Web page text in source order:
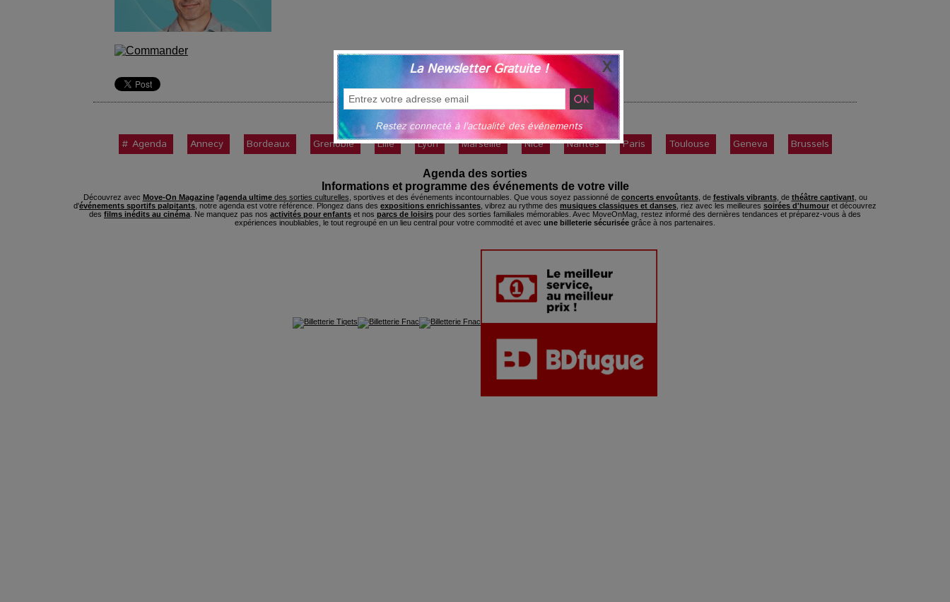
Spectacles Suivant »
# Agenda Annecy Bordeaux Grenoble Lille Lyon Marseille Nice Nantes Paris Toulouse Geneva Brussels
Agenda des sorties
Informations et programme des événements de votre ville
Découvrez avec Move-On Magazinel'agenda ultimedes sorties culturelles , sportives et des événements incontournables. Que vous soyez passionné de concerts envoûtants, de festivals vibrants, de théâtre captivant, ou
d'événements sportifs palpitants , notre agenda est votre référence. Plongez dans des expositions enrichissantes , vibrez au rythme des musiques classiques et danses , riez avec les meilleures soirées d'humour et découvrez
des films inédits au cinéma . Ne manquez pas nos activités pour enfants et nos parcs de loisirs pour des sorties familiales mémorables. Avec MoveOnMag, restez informé des dernières tendances et préparez-vous à des
expériences inoubliables, le tout regroupé en un lieu central pour votre commodité et avec une billeterie sécurisée grâce à nos partenaires.
La Newsletter Gratuite !
Restez connecté à l'actualité des événements